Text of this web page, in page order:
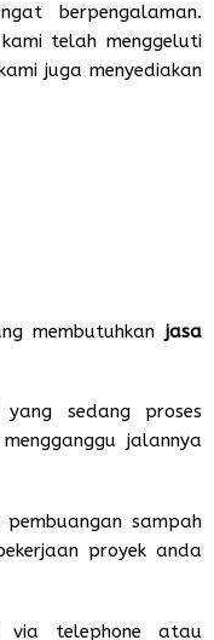
berpengalaman.
kami telah menggeluti
juga menyediakan
membutuhkan jasa
yang sedang proses
jalannya
sampah
proyek anda
telephone atau